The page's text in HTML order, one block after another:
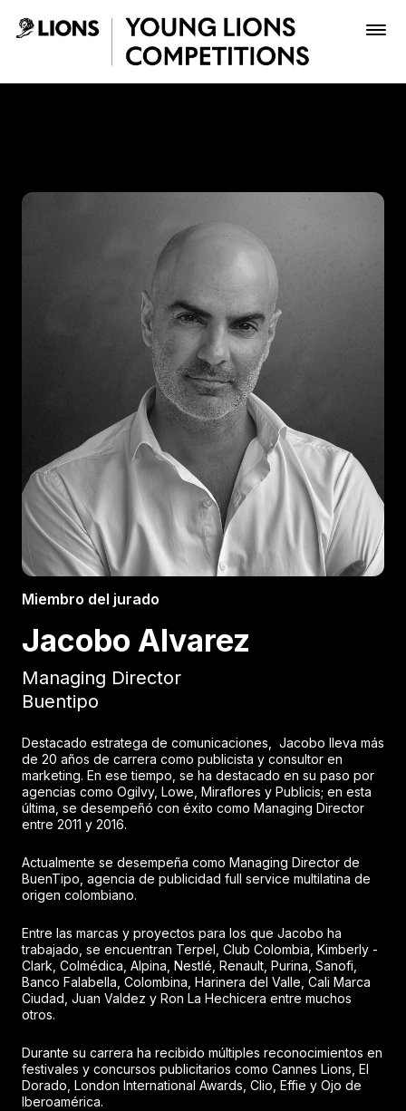
Saltar al contenido principal
Boletería
Miembro del jurado
Jacobo Alvarez
Managing Director
Buentipo
Destacado estratega de comunicaciones, Jacobo lleva más
de 20 años de carrera como publicista y consultor en
marketing. En ese tiempo, se ha destacado en su paso por
agencias como Ogilvy, Lowe, Miraflores y Publicis; en esta
última, se desempeñó con éxito como Managing Director
entre 2011 y 2016.
Actualmente se desempeña como Managing Director de
BuenTipo, agencia de publicidad full service multilatina de
origen colombiano.
Entre las marcas y proyectos para los que Jacobo ha
trabajado, se encuentran Terpel, Club Colombia, Kimberly -
Clark, Colmédica, Alpina, Nestlé, Renault, Purina, Sanofi,
Banco Falabella, Colombina, Harinera del Valle, Cali Marca
Ciudad, Juan Valdez y Ron La Hechicera entre muchos
otros.
Durante su carrera ha recibido múltiples reconocimientos en
festivales y concursos publicitarios como Cannes Lions, El
Dorado, London International Awards, Clio, Effie y Ojo de
Iberoamérica.